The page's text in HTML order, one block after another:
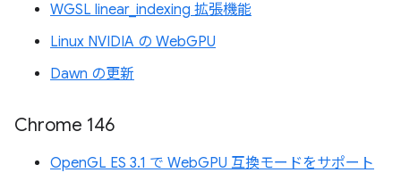
WGSL linear_indexing 拡張機能
Linux NVIDIA の WebGPU
Dawn の更新
Chrome 146
OpenGL ES 3.1 で WebGPU 互換モードをサポート